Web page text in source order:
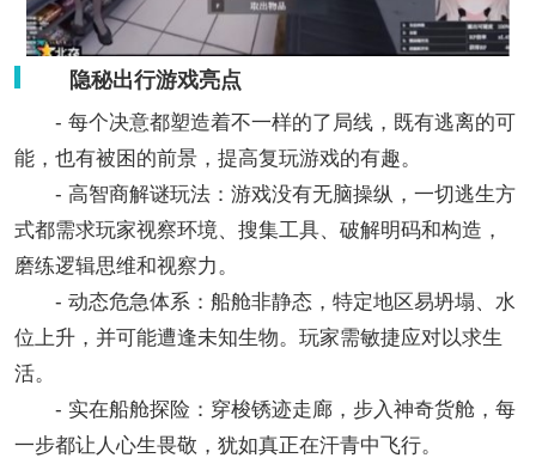
隐秘出行游戏亮点
- 每个决意都塑造着不一样的了局线，既有逃离的可
能，也有被困的前景，提高复玩游戏的有趣。
- 高智商解谜玩法：游戏没有无脑操纵，一切逃生方
式都需求玩家视察环境、搜集工具、破解明码和构造，
磨练逻辑思维和视察力。
- 动态危急体系：船舱非静态，特定地区易坍塌、水
位上升，并可能遭逢未知生物。玩家需敏捷应对以求生
活。
- 实在船舱探险：穿梭锈迹走廊，步入神奇货舱，每
一步都让人心生畏敬，犹如真正在汗青中飞行。